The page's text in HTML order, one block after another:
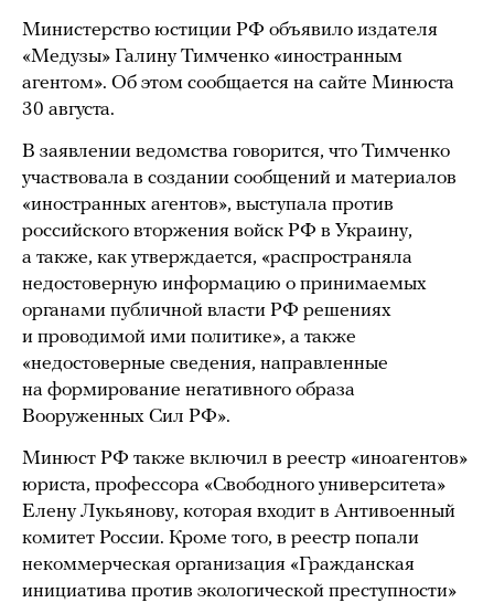
Министерство юстиции РФ объявило издателя
«Медузы» Галину Тимченко «иностранным
агентом». Об этом сообщается на сайте Минюста
30 августа.
В заявлении ведомства говорится, что Тимченко
участвовала в создании сообщений и материалов
«иностранных агентов», выступала против
российского вторжения войск РФ в Украину,
а также, как утверждается, «распространяла
недостоверную информацию о принимаемых
органами публичной власти РФ решениях
и проводимой ими политике», а также
«недостоверные сведения, направленные
на формирование негативного образа
Вооруженных Сил РФ».
Минюст РФ также включил в реестр «иноагентов»
юриста, профессора «Свободного университета»
Елену Лукьянову, которая входит в Антивоенный
комитет России. Кроме того, в реестр попали
некоммерческая организация «Гражданская
инициатива против экологической преступности»